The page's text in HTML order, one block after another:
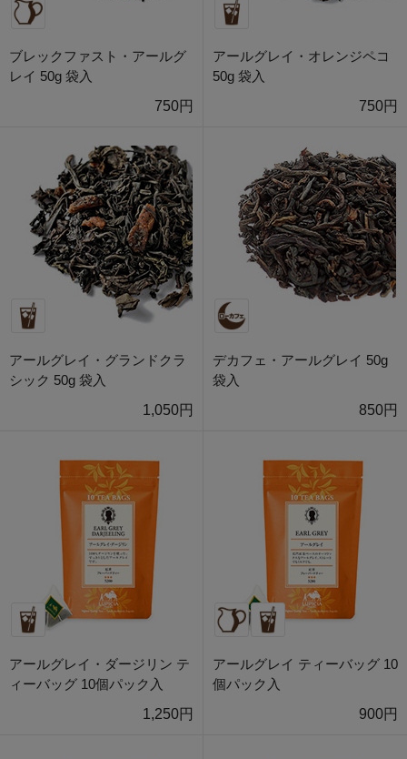
ブレックファスト・アールグ
レイ 50g 袋入
750円
アールグレイ・オレンジペコ
50g 袋入
750円
アールグレイ・グランドクラ
シック 50g 袋入
1,050円
デカフェ・アールグレイ 50g
袋入
850円
アールグレイ・ダージリン テ
ィーバッグ 10個パック入
1,250円
アールグレイ ティーバッグ 10
個パック入
900円